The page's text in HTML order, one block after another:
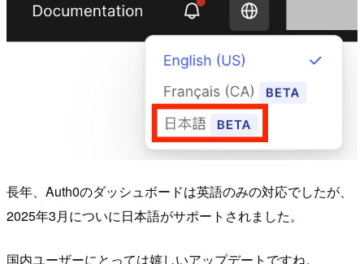
長年、Auth0のダッシュボードは英語のみの対応でしたが、
2025年3月についに日本語がサポートされました。
国内ユーザーにとっては嬉しいアップデートですね。